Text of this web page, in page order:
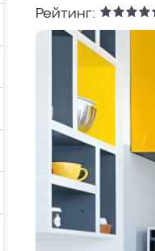
Рейтинг: